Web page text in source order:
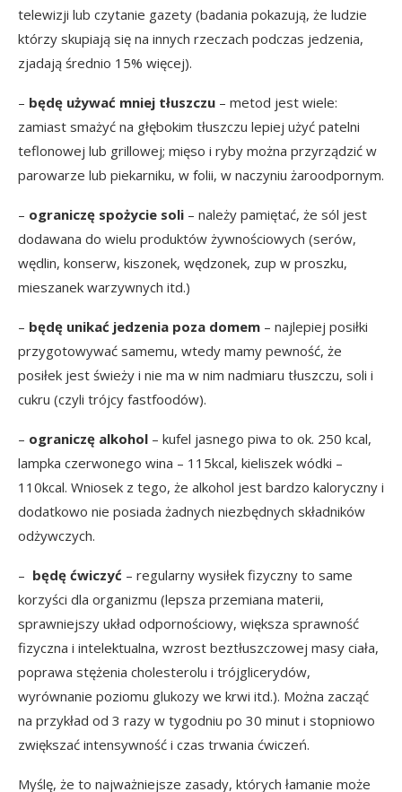
telewizji lub czytanie gazety (badania pokazują, że ludzie
którzy skupiają się na innych rzeczach podczas jedzenia,
zjadają średnio 15% więcej).
– będę używać mniej tłuszczu – metod jest wiele:
zamiast smażyć na głębokim tłuszczu lepiej użyć patelni
teflonowej lub grillowej; mięso i ryby można przyrządzić w
parowarze lub piekarniku, w folii, w naczyniu żaroodpornym.
– ograniczę spożycie soli – należy pamiętać, że sól jest
dodawana do wielu produktów żywnościowych (serów,
wędlin, konserw, kiszonek, wędzonek, zup w proszku,
mieszanek warzywnych itd.)
– będę unikać jedzenia poza domem – najlepiej posiłki
przygotowywać samemu, wtedy mamy pewność, że
posiłek jest świeży i nie ma w nim nadmiaru tłuszczu, soli i
cukru (czyli trójcy fastfoodów).
– ograniczę alkohol – kufel jasnego piwa to ok. 250 kcal,
lampka czerwonego wina – 115kcal, kieliszek wódki –
110kcal. Wniosek z tego, że alkohol jest bardzo kaloryczny i
dodatkowo nie posiada żadnych niezbędnych składników
odżywczych.
– będę ćwiczyć – regularny wysiłek fizyczny to same
korzyści dla organizmu (lepsza przemiana materii,
sprawniejszy układ odpornościowy, większa sprawność
fizyczna i intelektualna, wzrost beztłuszczowej masy ciała,
poprawa stężenia cholesterolu i trójglicerydów,
wyrównanie poziomu glukozy we krwi itd.). Można zacząć
na przykład od 3 razy w tygodniu po 30 minut i stopniowo
zwiększać intensywność i czas trwania ćwiczeń.
Myślę, że to najważniejsze zasady, których łamanie może